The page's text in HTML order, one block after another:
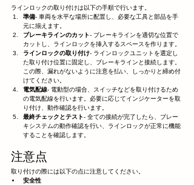
ラインロックの取り付けは以下の手順で行います。
準備- 車両を水平な場所に配置し、必要な工具と部品を手
元に揃えます。
ブレーキラインのカット- ブレーキラインを適切な位置で
カットし、ラインロックを挿入するスペースを作ります。
ラインロックの取り付け- ラインロックユニットを選定し
た取り付け位置に固定し、ブレーキラインと接続します。
この際、漏れがないように注意を払い、しっかりと締め付
けてください。
電気配線- 電動型の場合、スイッチなどを取り付けるため
の電気配線を行います。必要に応じてインジケーターを取
り付け、動作確認を行います。
最終チェックとテスト- 全ての接続が完了したら、ブレー
キシステムの動作確認を行い、ラインロックが正常に機能
することを確認します。
注意点
取り付けの際には以下の点に注意してください。
安全性